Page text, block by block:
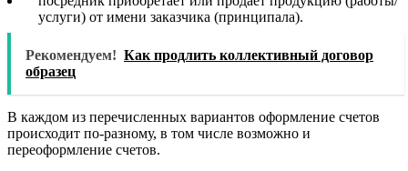
услуги) от имени заказчика (принципала).
Рекомендуем! Как продлить коллективный договор
образец
В каждом из перечисленных вариантов оформление счетов
происходит по-разному, в том числе возможно и
переоформление счетов.